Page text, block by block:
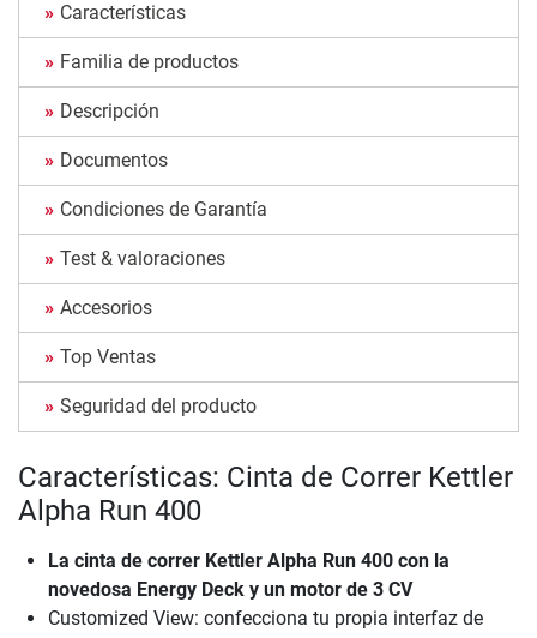
Características
Familia de productos
Descripción
Documentos
Condiciones de Garantía
Test & valoraciones
Accesorios
Top Ventas
Seguridad del producto
Características: Cinta de Correr Kettler
Alpha Run 400
La cinta de correr Kettler Alpha Run 400 con la
novedosa Energy Deck y un motor de 3 CV
Customized View: confecciona tu propia interfaz de